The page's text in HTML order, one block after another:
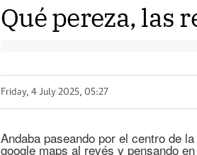
Qué pereza, las
Friday, 4 July 2025, 05:27
Andaba paseando por el centro de
google maps al revés y pensando